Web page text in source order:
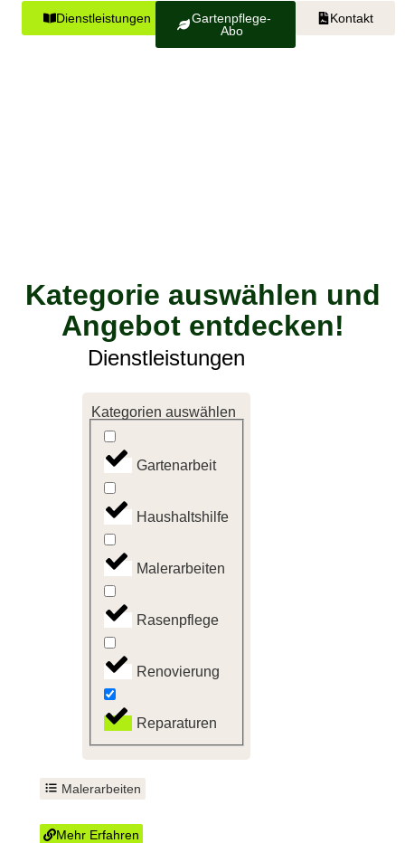
Dienstleistungen
Gartenpflege-
Abo
Kontakt
Kategorie auswählen und
Angebot entdecken!
Dienstleistungen
Kategorien auswählen
Gartenarbeit
Haushaltshilfe
Malerarbeiten
Rasenpflege
Renovierung
Reparaturen
Malerarbeiten
Mehr Erfahren